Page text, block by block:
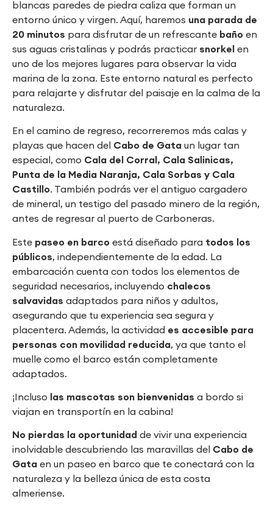
blancas paredes de piedra caliza que forman un
entorno único y virgen. Aquí, haremos una parada de
20 minutos para disfrutar de un refrescante baño en
sus aguas cristalinas y podrás practicar snorkel en
uno de los mejores lugares para observar la vida
marina de la zona. Este entorno natural es perfecto
para relajarte y disfrutar del paisaje en la calma de la
naturaleza.
En el camino de regreso, recorreremos más calas y
playas que hacen del Cabo de Gata un lugar tan
especial, como Cala del Corral, Cala Salinicas,
Punta de la Media Naranja, Cala Sorbas y Cala
Castillo. También podrás ver el antiguo cargadero
de mineral, un testigo del pasado minero de la región,
antes de regresar al puerto de Carboneras.
Este paseo en barco está diseñado para todos los
públicos, independientemente de la edad. La
embarcación cuenta con todos los elementos de
seguridad necesarios, incluyendo chalecos
salvavidas adaptados para niños y adultos,
asegurando que tu experiencia sea segura y
placentera. Además, la actividad es accesible para
personas con movilidad reducida, ya que tanto el
muelle como el barco están completamente
adaptados.
¡Incluso las mascotas son bienvenidas a bordo si
viajan en transportín en la cabina!
No pierdas la oportunidad de vivir una experiencia
inolvidable descubriendo las maravillas del Cabo de
Gata en un paseo en barco que te conectará con la
naturaleza y la belleza única de esta costa
almeriense.